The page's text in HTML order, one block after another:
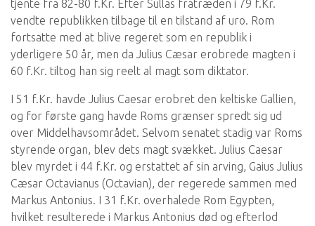
tjente fra 82-80 f.Kr. Efter Sullas fratræden i 79 f.Kr.
vendte republikken tilbage til en tilstand af uro. Rom
fortsatte med at blive regeret som en republik i
yderligere 50 år, men da Julius Cæsar erobrede magten i
60 f.Kr. tiltog han sig reelt al magt som diktator.
I 51 f.Kr. havde Julius Caesar erobret den keltiske Gallien,
og for første gang havde Roms grænser spredt sig ud
over Middelhavsområdet. Selvom senatet stadig var Roms
styrende organ, blev dets magt svækket. Julius Caesar
blev myrdet i 44 f.Kr. og erstattet af sin arving, Gaius Julius
Cæsar Octavianus (Octavian), der regerede sammen med
Markus Antonius. I 31 f.Kr. overhalede Rom Egypten,
hvilket resulterede i Markus Antonius død og efterlod